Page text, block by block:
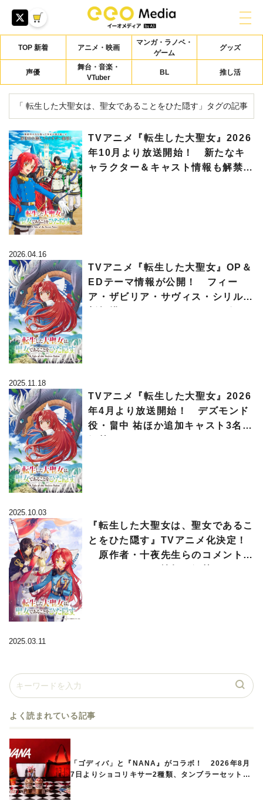
TOP 新着 アニメ・映画
マンガ・ラノベ・
ゲーム
グッズ
声優
舞台・音楽・
VTuber
BL 推し活
「 転生した大聖女は、聖女であることをひた隠す」タグの記事
TVアニメ『転生した大聖女』2026
年10月より放送開始！ 新たなキ
ャラクター＆キャスト情報も解禁
2026.04.16
TVアニメ『転生した大聖女』OP＆
EDテーマ情報が公開！ フィー
ア・ザビリア・サヴィス・シリルの
2025.11.18
TVアニメ『転生した大聖女』2026
年4月より放送開始！ デズモンド
役・畠中 祐ほか追加キャスト3名も
2025.10.03
『転生した大聖女は、聖女であるこ
とをひた隠す』TVアニメ化決定！
原作者・十夜先生らのコメントや
2025.03.11
よく読まれている記事
「ゴディバ」と『NANA』がコラボ！ 2026年8月
7日よりショコリキサー2種類、タンブラーセットな